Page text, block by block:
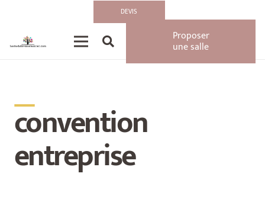
DEVIS
Proposer
une salle
__
convention
entreprise